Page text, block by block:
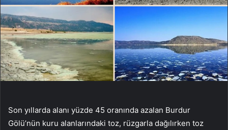
Son yıllarda alanı yüzde 45 oranında azalan Burdur
Gölü’nün kuru alanlarındaki toz, rüzgarla dağılırken toz